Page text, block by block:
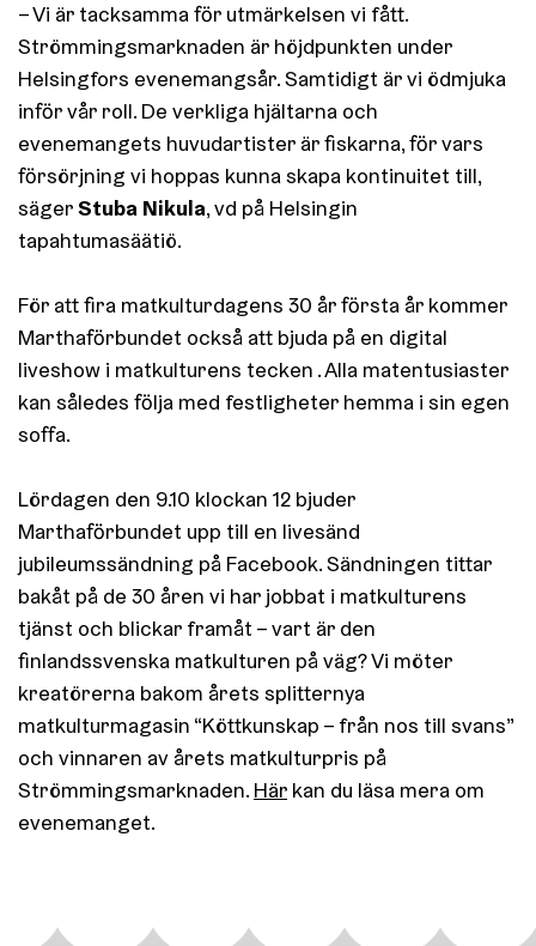
– Vi är tacksamma för utmärkelsen vi fått.
Strömmingsmarknaden är höjdpunkten under
Helsingfors evenemangsår. Samtidigt är vi ödmjuka
inför vår roll. De verkliga hjältarna och
evenemangets huvudartister är fiskarna, för vars
försörjning vi hoppas kunna skapa kontinuitet till,
sägerStuba Nikula, vd på Helsingin
tapahtumasäätiö.
För att fira matkulturdagens 30 år första år kommer
Marthaförbundet också att bjuda på en digital
liveshow i matkulturens tecken . Alla matentusiaster
kan således följa med festligheter hemma i sin egen
soffa.
Lördagen den 9.10 klockan 12 bjuder
Marthaförbundet upp till en livesänd
jubileumssändning på Facebook. Sändningen tittar
bakåt på de 30 åren vi har jobbat i matkulturens
tjänst och blickar framåt – vart är den
finlandssvenska matkulturen på väg? Vi möter
kreatörerna bakom årets splitternya
matkulturmagasin “Köttkunskap – från nos till svans”
och vinnaren av årets matkulturpris på
Strömmingsmarknaden. Här kan du läsa mera om
evenemanget.